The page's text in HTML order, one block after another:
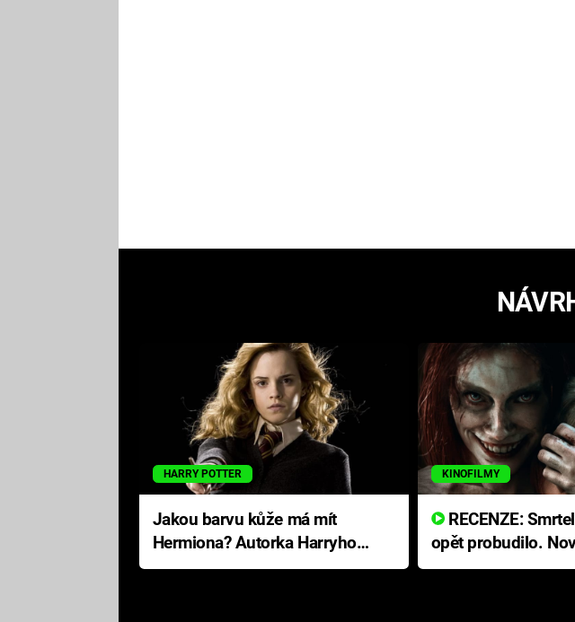
HARRY POTTER
Jakou barvu kůže má mít
Hermiona? Autorka Harryho
Pottera přišla s ráznou
KINOFILMY
RECENZE: Smrtelné zlo se
opět probudilo.
přichází s